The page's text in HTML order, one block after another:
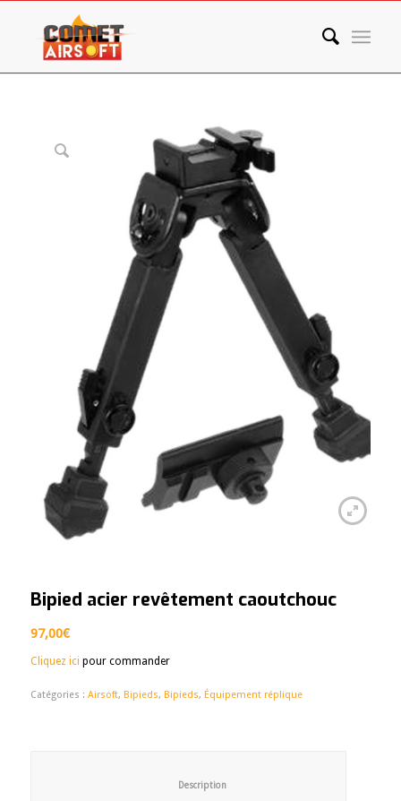
Bipied acier revêtement caoutchouc
97,00€
Cliquez ici pour commander
Catégories : Airsoft, Bipieds, Bipieds, Équipement réplique
						Description